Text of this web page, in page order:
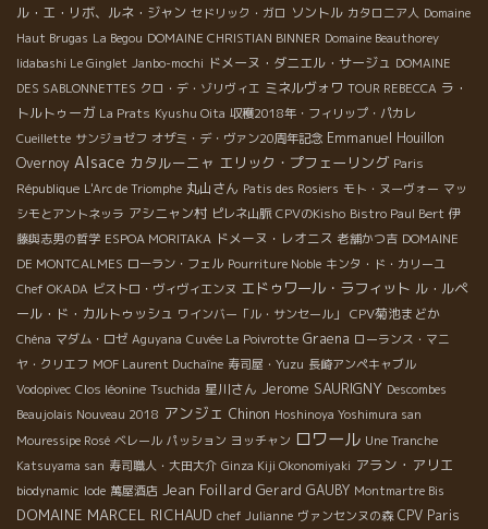
ル・エ・リボ、ルネ・ジャン セドリック・ガロ ソントル カタロニア人 Domaine
Haut Brugas La Begou DOMAINE CHRISTIAN BINNER Domaine Beauthorey
Iidabashi Le Ginglet Janbo-mochi ドメーヌ・ダニエル・サージュ DOMAINE
DES SABLONNETTES クロ・デ・ゾリヴィエ ミネルヴォワ TOUR REBECCA ラ・
トルトゥーガ La Prats Kyushu Oita 収穫2018年・フィリップ・パカレ
Cueillette サンジョゼフ オザミ・デ・ヴァン20周年記念 Emmanuel Houillon
Overnoy Alsace カタルーニャ エリック・プフェーリング Paris
République L'Arc de Triomphe 丸山さん Patis des Rosiers モト・ヌーヴォー マッ
シモとアントネッラ アシニャン村 ピレネ山脈 CPVのKisho Bistro Paul Bert 伊
藤與志男の哲学 ESPOA MORITAKA ドメーヌ・レオニス 老舗かつ吉 DOMAINE
DE MONTCALMES ローラン・フェル Pourriture Noble キンタ・ド・カリーユ
Chef OKADA ビストロ・ヴィヴィエンヌ エドゥワール・ラフィット ル・ルペ
ール・ド・カルトゥッシュ ワインバー「ル・サンセール」 CPV菊池まどか
Chéna マダム・ロゼ Aguyana Cuvée La Poivrotte Graena ローランス・マニ
ヤ・クリエフ MOF Laurent Duchaîne 寿司屋・Yuzu 長崎アンペキャブル
Vodopivec Clos léonine Tsuchida 星川さん Jerome SAURIGNY Descombes
Beaujolais Nouveau 2018 アンジェ Chinon Hoshinoya Yoshimura san
Mouressipe Rosé ベレール パッション ヨッチャン ロワール Une Tranche
Katsuyama san 寿司職人・大田大介 Ginza Kiji Okonomiyaki アラン・アリエ
biodynamic Iode 萬屋酒店 Jean Foillard Gerard GAUBY Montmartre Bis
DOMAINE MARCEL RICHAUD chef Julianne ヴァンセンヌの森 CPV Paris